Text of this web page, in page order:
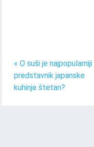
« O suši je najpopularniji
predstavnik japanske
kuhinje štetan?